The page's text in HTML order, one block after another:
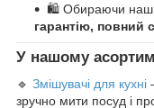
🛍️ Обираючи наш
гарантію, повний
У нашому
🔹 Змішувачі для кухні
зручно мити посуд і